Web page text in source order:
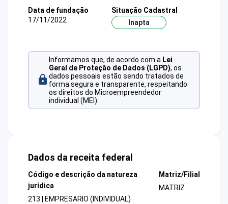
Data de fundação
17/11/2022
Situação Cadastral
Inapta
Informamos que, de acordo com a Lei
Geral de Proteção de Dados (LGPD), os
dados pessoais estão sendo tratados de
forma segura e transparente, respeitando
os direitos do Microempreendedor
individual (MEI).
Dados da receita federal
Código e descrição da natureza
jurídica
213 | EMPRESARIO (INDIVIDUAL)
Matriz/Filial
MATRIZ